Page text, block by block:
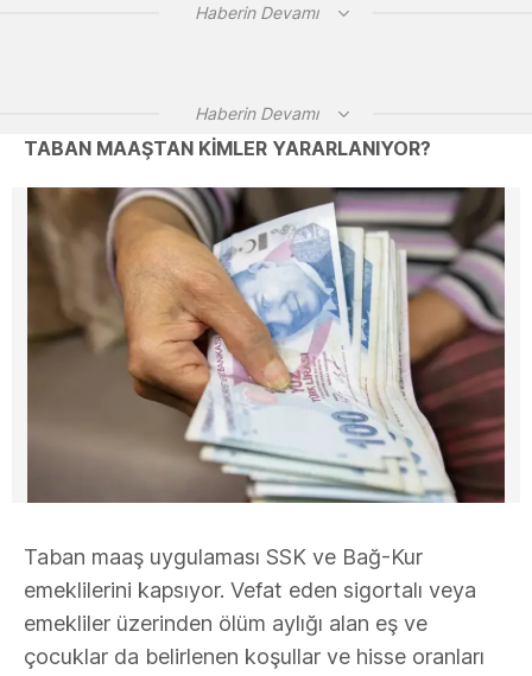
Haberin Devamı
Haberin Devamı
TABAN MAAŞTAN KİMLER YARARLANIYOR?
Taban maaş uygulaması SSK ve Bağ-Kur
emeklilerini kapsıyor. Vefat eden sigortalı veya
emekliler üzerinden ölüm aylığı alan eş ve
çocuklar da belirlenen koşullar ve hisse oranları